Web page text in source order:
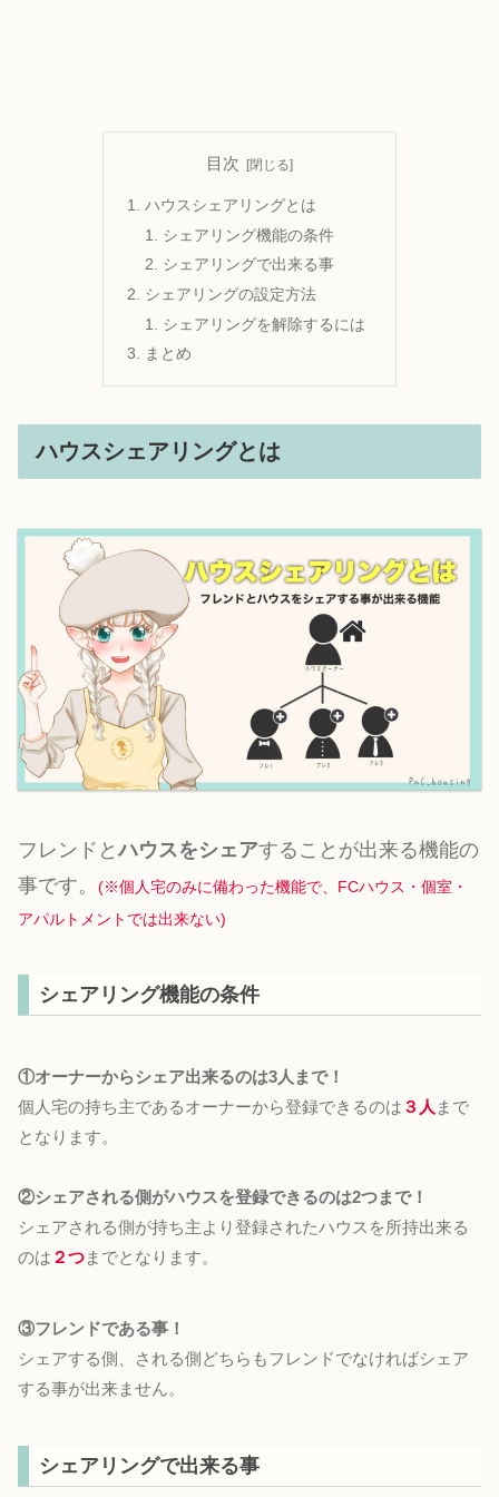
目次
ハウスシェアリングとは
シェアリング機能の条件
シェアリングで出来る事
シェアリングの設定方法
シェアリングを解除するには
まとめ
ハウスシェアリングとは
フレンドとハウスをシェアすることが出来る機能の
事です。
(※個人宅のみに備わった機能で、FCハウス・個室・
アパルトメントでは出来ない)
シェアリング機能の条件
①オーナーからシェア出来るのは3人まで！
個人宅の持ち主であるオーナーから登録できるのは ３人 まで
となります。
②シェアされる側がハウスを登録できるのは2つまで！
シェアされる側が持ち主より登録されたハウスを所持出来る
のは ２つまでとなります。
③フレンドである事！
シェアする側、される側どちらもフレンドでなければシェア
する事が出来ません。
シェアリングで出来る事